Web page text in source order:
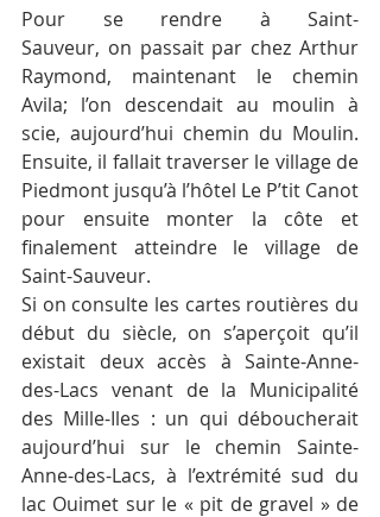
Pour se rendre à Saint-
Sauveur, on passait par chez Arthur
Raymond, maintenant le chemin
Avila; l’on descendait au moulin à
scie, aujourd’hui chemin du Moulin.
Ensuite, il fallait traverser le village de
Piedmont jusqu’à l’hôtel Le P’tit Canot
pour ensuite monter la côte et
finalement atteindre le village de
Saint-Sauveur.
Si on consulte les cartes routières du
début du siècle, on s’aperçoit qu’il
existait deux accès à Sainte-Anne-
des-Lacs venant de la Municipalité
des Mille-Iles : un qui déboucherait
aujourd’hui sur le chemin Sainte-
Anne-des-Lacs, à l’extrémité sud du
lac Ouimet sur le « pit de gravel » de